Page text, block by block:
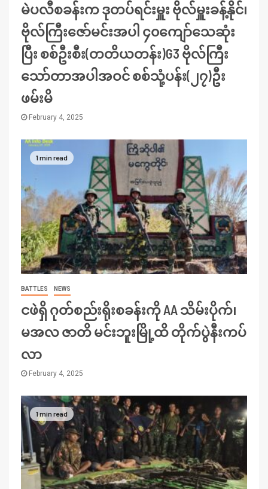
မဲပလီစခန်းက ဒုတပ်ရင်းမှူး ဗိုလ်မှူးခန့်နိုင်၊
ဗိုလ်ကြီးဇော်မင်းအပါ ၄၀ကျော်သေဆုံး
ပြီး စစ်ဦးစီး(တတိယတန်း)G3 ဗိုလ်ကြီး
သော်တာအပါအဝင် စစ်သုံ့ပန်း(၂၇)ဦး
ဖမ်းမိ
February 4, 2025
1 min read
BATTLES NEWS
ငဖဲရှိ ဂုတ်စည်းရိုးစခန်းကို AA သိမ်းပိုက်၊
မအလ ဇာတိ မင်းဘူးမြို့ထိ တိုက်ပွဲနီးကပ်
လာ
February 4, 2025
1 min read